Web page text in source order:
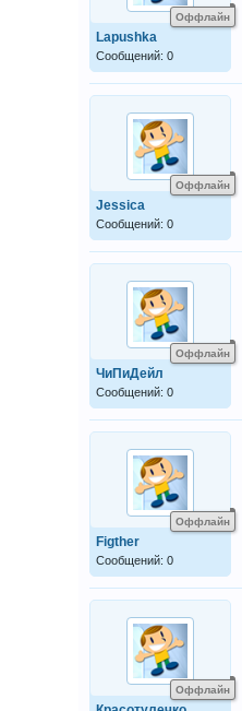
Оффлайн
Lapushka
Сообщений: 0
Оффлайн
Jessica
Сообщений: 0
Оффлайн
ЧиПиДейл
Сообщений: 0
Оффлайн
Figther
Сообщений: 0
Оффлайн